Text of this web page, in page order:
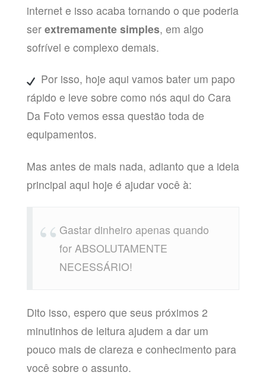
internet e isso acaba tornando o que poderia
ser extremamente simples, em algo
sofrível e complexo demais.
Por isso, hoje aqui vamos bater um papo
rápido e leve sobre como nós aqui do Cara
Da Foto vemos essa questão toda de
equipamentos.
Mas antes de mais nada, adianto que a ideia
principal aqui hoje é ajudar você à:
Gastar dinheiro apenas quando
for ABSOLUTAMENTE
NECESSÁRIO!
Dito isso, espero que seus próximos 2
minutinhos de leitura ajudem a dar um
pouco mais de clareza e conhecimento para
você sobre o assunto.